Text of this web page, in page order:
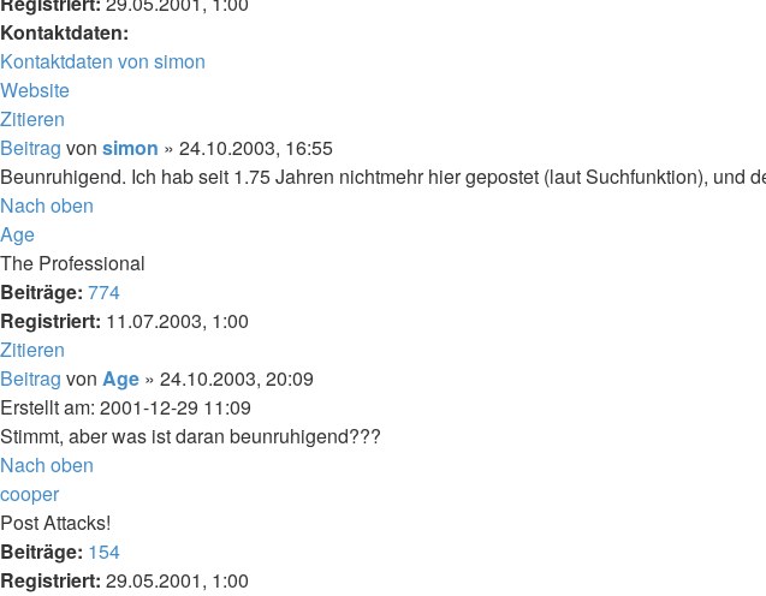
Kontaktdaten:
Kontaktdaten von simon
Website
Zitieren
Beitrag von simon » 24.10.2003, 16:55
Beunruhigend. Ich hab seit 1.75 Jahren nichtmehr hier gepostet (laut Suchfunktion),
Nach oben
Age
The Professional
Beiträge: 774
Registriert: 11.07.2003, 1:00
Zitieren
Beitrag von Age » 24.10.2003, 20:09
Erstellt am: 2001-12-29 11:09
Stimmt, aber was ist daran beunruhigend???
Nach oben
cooper
Post Attacks!
Beiträge: 154
Registriert: 29.05.2001, 1:00